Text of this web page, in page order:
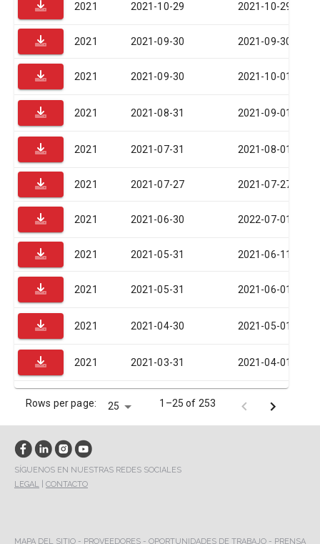
2021 2021-10-29 2021-10-29
2021 2021-09-30 2021-09-30
2021 2021-09-30 2021-10-01
2021 2021-08-31 2021-09-01
2021 2021-07-31 2021-08-01
2021 2021-07-27 2021-07-27
2021 2021-06-30 2022-07-01
2021 2021-05-31 2021-06-11
2021 2021-05-31 2021-06-01
2021 2021-04-30 2021-05-01
2021 2021-03-31 2021-04-01
Rows per page: 25 1–25 of 253
SÍGUENOS EN NUESTRAS REDES SOCIALES
LEGAL
CONTACTO
MAPA DEL SITIO - PROVEEDORES - OPORTUNIDADES DE TRABAJO - PRENSA